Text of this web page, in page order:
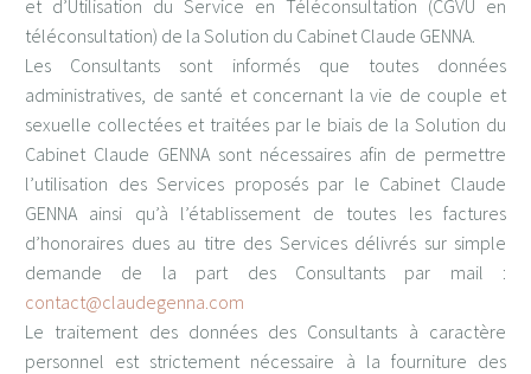
et d’Utilisation du Service en Téléconsultation (CGVU en
téléconsultation) de la Solution du Cabinet Claude GENNA.
Les Consultants sont informés que toutes données
administratives, de santé et concernant la vie de couple et
sexuelle collectées et traitées par le biais de la Solution du
Cabinet Claude GENNA sont nécessaires afin de permettre
l’utilisation des Services proposés par le Cabinet Claude
GENNA ainsi qu’à l’établissement de toutes les factures
d’honoraires dues au titre des Services délivrés sur simple
demande de la part des Consultants par mail :
contact@claudegenna.com
Le traitement des données des Consultants à caractère
personnel est strictement nécessaire à la fourniture des